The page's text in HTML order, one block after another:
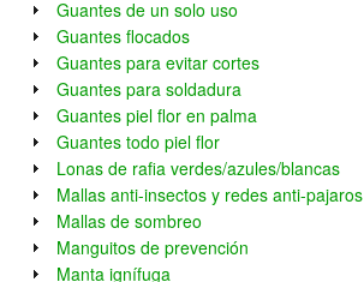
Guantes de un solo uso
Guantes flocados
Guantes para evitar cortes
Guantes para soldadura
Guantes piel flor en palma
Guantes todo piel flor
Lonas de rafia verdes/azules/blancas
Mallas anti-insectos y redes anti-pajaros
Mallas de sombreo
Manguitos de prevención
Manta ignífuga